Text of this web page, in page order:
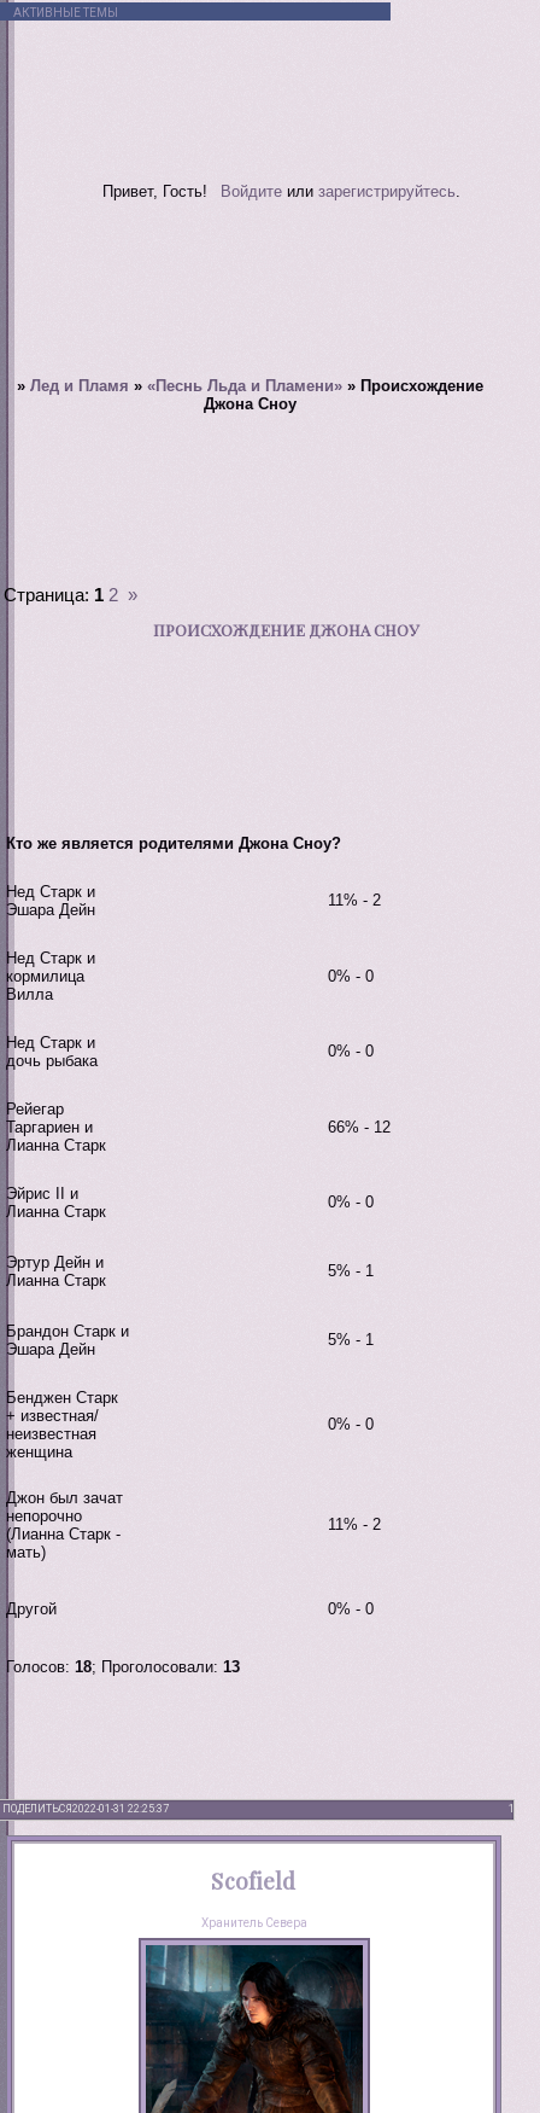
АКТИВНЫЕ ТЕМЫ
Привет, Гость! Войдитеили зарегистрируйтесь.
»Лед и Пламя »«Песнь Льда и Пламени» » Происхождение
Джона Сноу
ПРОИСХОЖДЕНИЕ ДЖОНА СНОУ
Страница: 1 2 »
Кто же является родителями Джона Сноу?
Нед Старк и
Эшара Дейн
11% - 2
Нед Старк и
кормилица
Вилла
0% - 0
Нед Старк и
дочь рыбака
0% - 0
Рейегар
Таргариен и
Лианна Старк
66% - 12
Эйрис II и
Лианна Старк
0% - 0
Эртур Дейн и
Лианна Старк
5% - 1
Брандон Старк и
Эшара Дейн
5% - 1
Бенджен Старк
+ известная/
неизвестная
женщина
0% - 0
Джон был зачат
непорочно
(Лианна Старк -
мать)
11% - 2
Другой 0% - 0
Голосов: 18; Проголосовали: 13
ПОДЕЛИТЬСЯ 1
2022-01-31 22:25:37
Scofield
Хранитель Севера